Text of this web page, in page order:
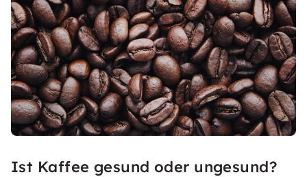
Ist Kaffee gesund oder ungesund?